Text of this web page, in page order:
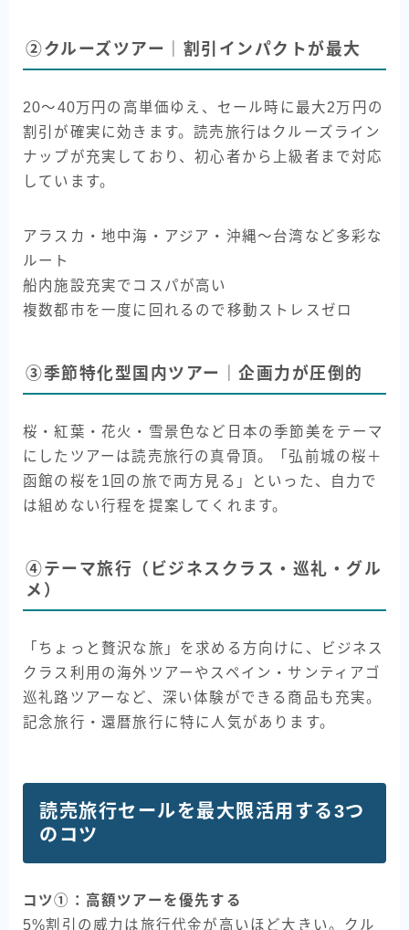
②クルーズツアー｜割引インパクトが最大
20〜40万円の高単価ゆえ、セール時に最大2万円の
割引が確実に効きます。読売旅行はクルーズライン
ナップが充実しており、初心者から上級者まで対応
しています。
アラスカ・地中海・アジア・沖縄〜台湾など多彩な
ルート
船内施設充実でコスパが高い
複数都市を一度に回れるので移動ストレスゼロ
③季節特化型国内ツアー｜企画力が圧倒的
桜・紅葉・花火・雪景色など日本の季節美をテーマ
にしたツアーは読売旅行の真骨頂。「弘前城の桜＋
函館の桜を1回の旅で両方見る」といった、自力で
は組めない行程を提案してくれます。
④テーマ旅行（ビジネスクラス・巡礼・グル
メ）
「ちょっと贅沢な旅」を求める方向けに、ビジネス
クラス利用の海外ツアーやスペイン・サンティアゴ
巡礼路ツアーなど、深い体験ができる商品も充実。
記念旅行・還暦旅行に特に人気があります。
読売旅行セールを最大限活用する3つ
のコツ
コツ①：高額ツアーを優先する
5%割引の威力は旅行代金が高いほど大きい。クル